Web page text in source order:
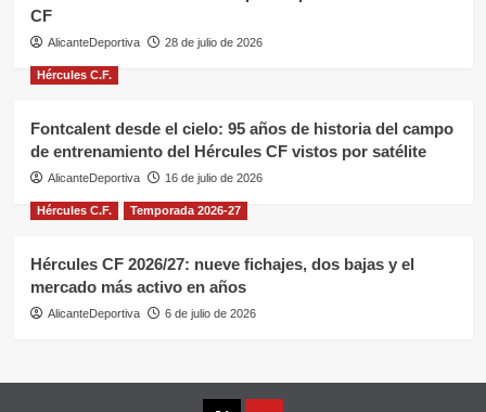
CF
AlicanteDeportiva 28 de julio de 2026
Hércules C.F.
Fontcalent desde el cielo: 95 años de historia del campo
de entrenamiento del Hércules CF vistos por satélite
AlicanteDeportiva 16 de julio de 2026
Hércules C.F. Temporada 2026-27
Hércules CF 2026/27: nueve fichajes, dos bajas y el
mercado más activo en años
AlicanteDeportiva 6 de julio de 2026